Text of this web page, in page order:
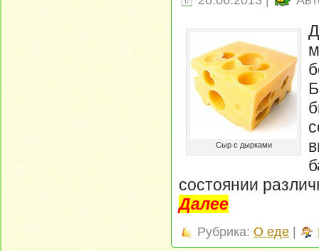
Сыр с дырками
состоянии
Далее
Рубрика: О еде |